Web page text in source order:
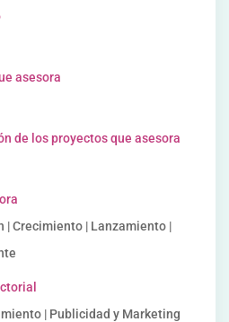
asesora
de los proyectos que asesora
Crecimiento | Lanzamiento |
| Publicidad y Marketing